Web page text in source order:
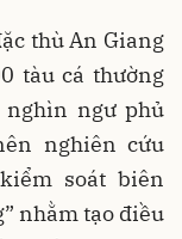
thù An Giang
tàu cá thường
nghìn ngư phủ
nghiên cứu
soát biên
nhằm tạo điều